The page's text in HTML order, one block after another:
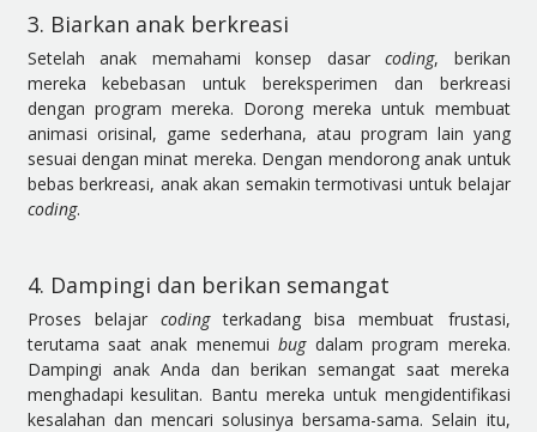
3. Biarkan anak berkreasi
Setelah anak memahami konsep dasar coding, berikan
mereka kebebasan untuk bereksperimen dan berkreasi
dengan program mereka. Dorong mereka untuk membuat
animasi orisinal, game sederhana, atau program lain yang
sesuai dengan minat mereka. Dengan mendorong anak untuk
bebas berkreasi, anak akan semakin termotivasi untuk belajar
coding.
4. Dampingi dan berikan semangat
Proses belajar codingterkadang bisa membuat frustasi,
terutama saat anak menemuibugdalam program mereka.
Dampingi anak Anda dan berikan semangat saat mereka
menghadapi kesulitan. Bantu mereka untuk mengidentifikasi
kesalahan dan mencari solusinya bersama-sama. Selain itu,